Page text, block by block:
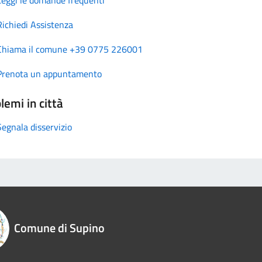
Assistenza
il comune +39 0775 226001
un appuntamento
in città
disservizio
Comune di Supino